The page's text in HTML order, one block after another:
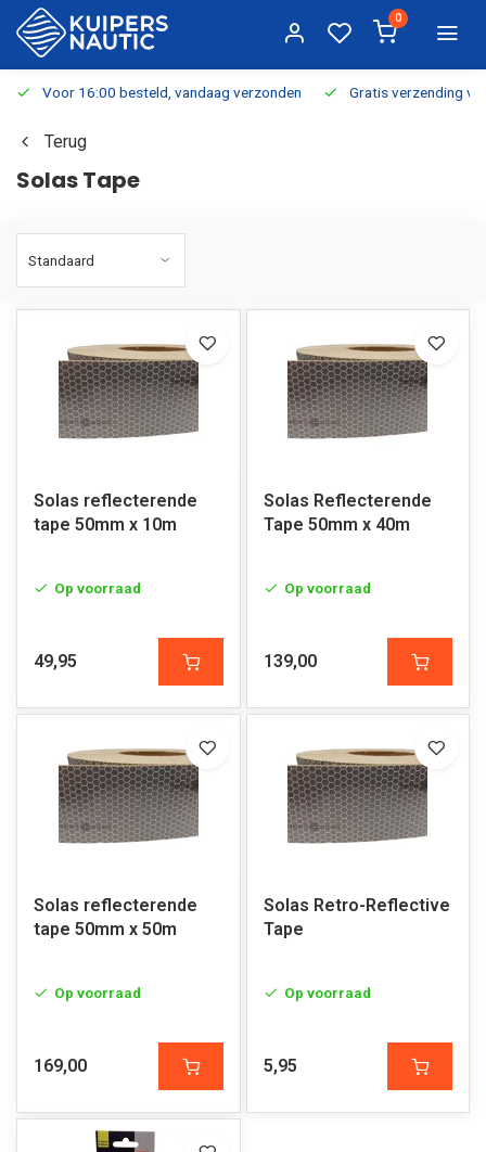
0
Voor 16:00 besteld, vandaag verzonden Gratis verzending
Terug
Solas Tape
Solas reflecterende
tape 50mm x 10m
Op voorraad
49,95
Solas Reflecterende
Tape 50mm x 40m
Op voorraad
139,00
Solas reflecterende
tape 50mm x 50m
Op voorraad
169,00
Solas Retro-Reflective
Tape
Op voorraad
5,95